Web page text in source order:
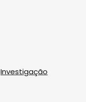
Investigação